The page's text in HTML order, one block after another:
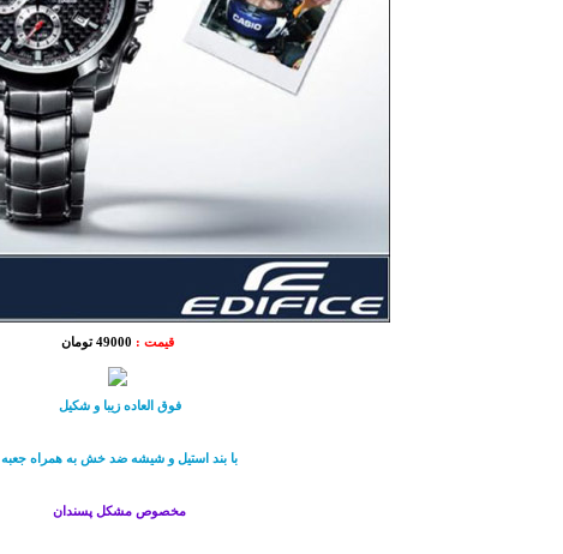
قیمت : 49000 تومان
فوق العاده زیبا و شکیل
با بند استیل و شیشه ضد خش به همراه جعبه
مخصوص مشکل پسندان